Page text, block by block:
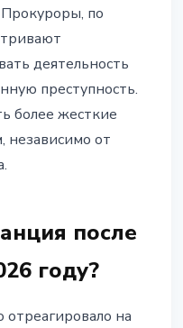
по
деятельность
преступность.
более жесткие
независимо от
после
году?
на